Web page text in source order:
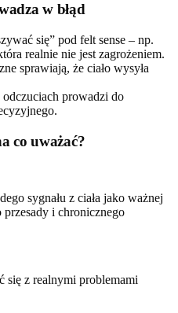
w błąd
się” pod felt sense – np.
realnie nie jest zagrożeniem.
sprawiają, że ciało wysyła
prowadzi do
co uważać?
sygnału z ciała jako ważnej
i chronicznego
się z realnymi problemami